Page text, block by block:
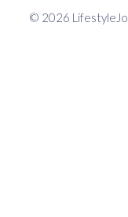
© 2026